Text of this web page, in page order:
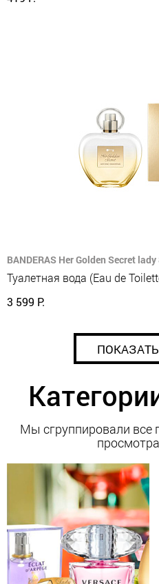
BANDERAS Her Golden Secret
Туалетная вода (Eau de
3 599 Р.
Мы сгруппировали все